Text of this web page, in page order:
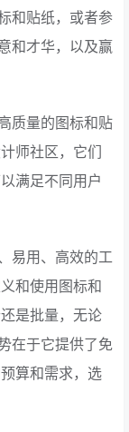
和贴纸，或者参
和才华，以及赢
质量的图标和贴
师社区，它们
满足不同用户
易用、高效的工
和使用图标和
是批量，无论
在于它提供了免
算和需求，选